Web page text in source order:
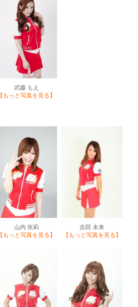
武藤 もえ
【もっと写真を見る】
山内 依莉
【もっと写真を見る】
吉田 未来
【もっと写真を見る】